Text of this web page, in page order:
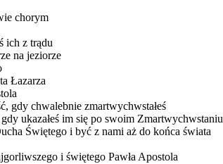
chorym
ich z trądu
na jeziorze
Łazarza
gdy chwalebnie zmartwychwstałeś
ukazałeś im się po swoim Zmartwychwstaniu
Świętego i być z nami aż do końca świata
i świętego Pawła Apostola